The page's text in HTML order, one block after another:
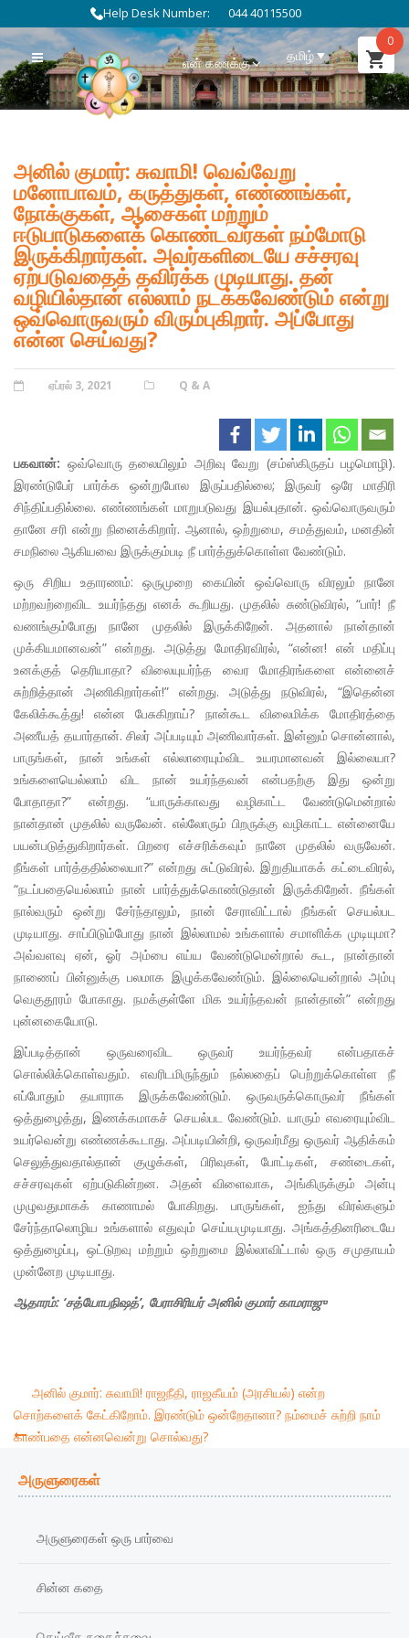
Help Desk Number: 044 40115500
என் கணக்கு தமிழ்
அனில் குமார்: சுவாமி! வெவ்வேறு
மனோபாவம், கருத்துகள், எண்ணங்கள்,
நோக்குகள், ஆசைகள் மற்றும்
ஈடுபாடுகளைக் கொண்டவர்கள் நம்மோடு
இருக்கிறார்கள். அவர்களிடையே சச்சரவு
ஏற்படுவதைத் தவிர்க்க முடியாது. தன்
வழியில்தான் எல்லாம் நடக்கவேண்டும் என்று
ஒவ்வொருவரும் விரும்புகிறார். அப்போது
என்ன செய்வது?
POSTED
ஏப்ரல் 3, 2021 CATEGORIES
Q & A
பகவான்: ஒவ்வொரு தலையிலும் அறிவு வேறு (சம்ஸ்கிருதப் பழமொழி).
இரண்டுபேர் பார்க்க ஒன்றுபோல இருப்பதில்லை; இருவர் ஒரே மாதிரி
சிந்திப்பதில்லை. எண்ணங்கள் மாறுபடுவது இயல்புதான். ஒவ்வொருவரும்
தானே சரி என்று நினைக்கிறார். ஆனால், ஒற்றுமை, சமத்துவம், மனதின்
சமநிலை ஆகியவை இருக்கும்படி நீ பார்த்துக்கொள்ள வேண்டும்.
ஒரு சிறிய உதாரணம்: ஒருமுறை கையின் ஒவ்வொரு விரலும் நானே
மற்றவற்றைவிட உயர்ந்தது எனக் கூறியது. முதலில் சுண்டுவிரல், “பார்! நீ
வணங்கும்போது நானே முதலில் இருக்கிறேன். அதனால் நான்தான்
முக்கியமானவன்” என்றது. அடுத்து மோதிரவிரல், “என்ன! என் மதிப்பு
உனக்குத் தெரியாதா? விலையுயர்ந்த வைர மோதிரங்களை என்னைச்
சுற்றித்தான் அணிகிறார்கள்!” என்றது. அடுத்து நடுவிரல், “இதென்ன
கேலிக்கூத்து! என்ன பேசுகிறாய்? நான்கூட விலைமிக்க மோதிரத்தை
அணீயத் தயார்தான். சிலர் அப்படியும் அணிவார்கள். இன்னும் சொன்னால்,
பாருங்கள், நான் உங்கள் எல்லாரையும்விட உயரமானவன் இல்லையா?
உங்களையெல்லாம் விட நான் உயர்ந்தவன் என்பதற்கு இது ஒன்று
போதாதா?” என்றது. “யாருக்காவது வழிகாட்ட வேண்டுமென்றால்
நான்தான் முதலில் வருவேன். எல்லோரும் பிறருக்கு வழிகாட்ட என்னையே
பயன்படுத்துகிறார்கள். பிறரை எச்சரிக்கவும் நானே முதலில் வருவேன்.
நீங்கள் பார்த்ததில்லையா?” என்றது சுட்டுவிரல். இறுதியாகக் கட்டைவிரல்,
“நடப்பதையெல்லாம் நான் பார்த்துக்கொண்டுதான் இருக்கிறேன். நீங்கள்
நால்வரும் ஒன்று சேர்ந்தாலும், நான் சேராவிட்டால் நீங்கள் செயல்பட
முடியாது. சாப்பிடும்போது நான் இல்லாமல் உங்களால் சமாளிக்க முடியுமா?
அவ்வளவு ஏன், ஓர் அம்பை எய்ய வேண்டுமென்றால் கூட, நான்தான்
நாணைப் பின்னுக்கு பலமாக இழுக்கவேண்டும். இல்லையென்றால் அம்பு
வெகுதூரம் போகாது. நமக்குள்ளே மிக உயர்ந்தவன் நான்தான்” என்றது
புன்னகையோடு.
இப்படித்தான் ஒருவரைவிட ஒருவர் உயர்ந்தவர் என்பதாகச்
சொல்லிக்கொள்வதும். எவரிடமிருந்தும் நல்லதைப் பெற்றுக்கொள்ள நீ
எப்போதும் தயாராக இருக்கவேண்டும். ஒருவருக்கொருவர் நீங்கள்
ஒத்துழைத்து, இணக்கமாகச் செயல்பட வேண்டும். யாரும் எவரையும்விட
உயர்வென்று எண்ணக்கூடாது. அப்படியின்றி, ஒருவர்மீது ஒருவர் ஆதிக்கம்
செலுத்துவதால்தான் குழுக்கள், பிரிவுகள், போட்டிகள், சண்டைகள்,
சச்சரவுகள் ஏற்படுகின்றன. அதன் விளைவாக, அங்கிருக்கும் அன்பு
முழுவதுமாகக் காணாமல் போகிறது. பாருங்கள், ஐந்து விரல்களும்
சேர்ந்தாலொழிய உங்களால் எதுவும் செய்யமுடியாது. அங்கத்தினரிடையே
ஒத்துழைப்பு, ஒட்டுறவு மற்றும் ஒற்றுமை இல்லாவிட்டால் ஒரு சமுதாயம்
முன்னேற முடியாது.
ஆதாரம்: ‘சத்யோபநிஷத்’, பேராசிரியர் அனில் குமார் காமராஜு
Post
navigation
அனில் குமார்: சுவாமி! ராஜநீதி, ராஜகீயம் (அரசியல்) என்ற
சொற்களைக் கேட்கிறோம். இரண்டும் ஒன்றேதானா? நம்மைச் சுற்றி நாம்
காண்பதை என்னவென்று சொல்வது?
அருளுரைகள்
அருளுரைகள் ஒரு பார்வை
சின்ன கதை
0